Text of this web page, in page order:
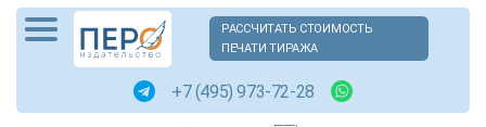
РАССЧИТАТЬ СТОИМОСТЬ
ПЕЧАТИ ТИРАЖА
+7 (495) 973-72-28